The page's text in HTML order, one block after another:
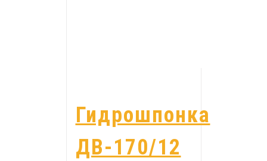
Гидрошпонка
ДВ-170/12